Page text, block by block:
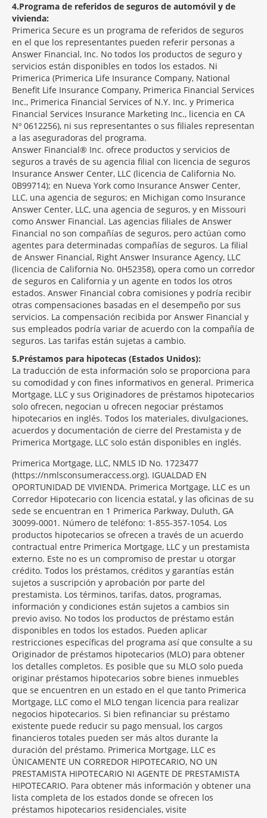
4 Programa de referidos de seguros de automóvil y de
vivienda:
Primerica Secure es un programa de referidos de seguros
en el que los representantes pueden referir personas a
Answer Financial, Inc. No todos los productos de seguro y
servicios están disponibles en todos los estados. Ni
Primerica (Primerica Life Insurance Company, National
Benefit Life Insurance Company, Primerica Financial Services
Inc., Primerica Financial Services of N.Y. Inc. y Primerica
Financial Services Insurance Marketing Inc., licencia en CA
Nº 0612256), ni sus representantes o sus filiales representan
a las aseguradoras del programa.
Answer Financial® Inc. ofrece productos y servicios de
seguros a través de su agencia filial con licencia de seguros
Insurance Answer Center, LLC (licencia de California No.
0B99714); en Nueva York como Insurance Answer Center,
LLC, una agencia de seguros; en Michigan como Insurance
Answer Center, LLC, una agencia de seguros, y en Missouri
como Answer Financial. Las agencias filiales de Answer
Financial no son compañías de seguros, pero actúan como
agentes para determinadas compañías de seguros. La filial
de Answer Financial, Right Answer Insurance Agency, LLC
(licencia de California No. 0H52358), opera como un corredor
de seguros en California y un agente en todos los otros
estados. Answer Financial cobra comisiones y podría recibir
otras compensaciones basadas en el desempeño por sus
servicios. La compensación recibida por Answer Financial y
sus empleados podría variar de acuerdo con la compañía de
seguros. Las tarifas están sujetas a cambio.
5 Préstamos para hipotecas (Estados Unidos):
La traducción de esta información solo se proporciona para
su comodidad y con fines informativos en general. Primerica
Mortgage, LLC y sus Originadores de préstamos hipotecarios
solo ofrecen, negocian u ofrecen negociar préstamos
hipotecarios en inglés. Todos los materiales, divulgaciones,
acuerdos y documentación de cierre del Prestamista y de
Primerica Mortgage, LLC solo están disponibles en inglés.
Primerica Mortgage, LLC, NMLS ID No. 1723477
(https://nmlsconsumeraccess.org). IGUALDAD EN
OPORTUNIDAD DE VIVIENDA. Primerica Mortgage, LLC es un
Corredor Hipotecario con licencia estatal, y las oficinas de su
sede se encuentran en 1 Primerica Parkway, Duluth, GA
30099-0001. Número de teléfono: 1-855-357-1054. Los
productos hipotecarios se ofrecen a través de un acuerdo
contractual entre Primerica Mortgage, LLC y un prestamista
externo. Este no es un compromiso de prestar u otorgar
crédito. Todos los préstamos, créditos y garantías están
sujetos a suscripción y aprobación por parte del
prestamista. Los términos, tarifas, datos, programas,
información y condiciones están sujetos a cambios sin
previo aviso. No todos los productos de préstamo están
disponibles en todos los estados. Pueden aplicar
restricciones específicas del programa así que consulte a su
Originador de préstamos hipotecarios (MLO) para obtener
los detalles completos. Es posible que su MLO solo pueda
originar préstamos hipotecarios sobre bienes inmuebles
que se encuentren en un estado en el que tanto Primerica
Mortgage, LLC como el MLO tengan licencia para realizar
negocios hipotecarios. Si bien refinanciar su préstamo
existente puede reducir su pago mensual, los cargos
financieros totales pueden ser más altos durante la
duración del préstamo. Primerica Mortgage, LLC es
ÚNICAMENTE UN CORREDOR HIPOTECARIO, NO UN
PRESTAMISTA HIPOTECARIO NI AGENTE DE PRESTAMISTA
HIPOTECARIO. Para obtener más información y obtener una
lista completa de los estados donde se ofrecen los
préstamos hipotecarios residenciales, visite